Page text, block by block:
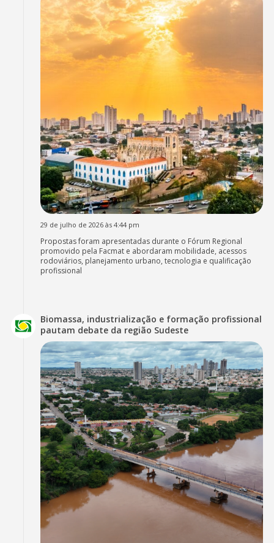
29 de julho de 2026 às 4:44 pm
Propostas foram apresentadas durante o Fórum Regional
promovido pela Facmat e abordaram mobilidade, acessos
rodoviários, planejamento urbano, tecnologia e qualificação
profissional
Biomassa, industrialização e formação profissional
pautam debate da região Sudeste